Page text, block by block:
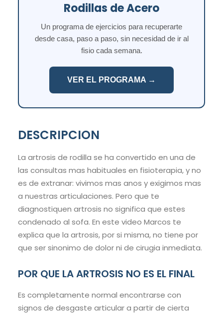
Rodillas de Acero
Un programa de ejercicios para recuperarte
desde casa, paso a paso, sin necesidad de ir al
fisio cada semana.
VER EL PROGRAMA →
DESCRIPCION
La artrosis de rodilla se ha convertido en una de
las consultas mas habituales en fisioterapia, y no
es de extranar: vivimos mas anos y exigimos mas
a nuestras articulaciones. Pero que te
diagnostiquen artrosis no significa que estes
condenado al sofa. En este video Marcos te
explica que la artrosis, por si misma, no tiene por
que ser sinonimo de dolor ni de cirugia inmediata.
POR QUE LA ARTROSIS NO ES EL FINAL
Es completamente normal encontrarse con
signos de desgaste articular a partir de cierta